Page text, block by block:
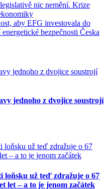
nic nemění. Krize
aby EFG investovala do
bezpečnosti Česka
jednoho z dvojice soustrojí
loňsku už teď zdražuje o 67
let – a to je jenom začátek